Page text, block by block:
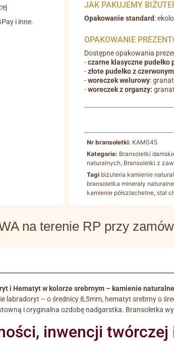
i inne.
JAK PAKUJEMY
Opakowanie standard:
OPAKOWANIE
Dostępne opakowania
-czarne klasyczne pudełko
-złote pudełko z
-woreczek welurowy:
-woreczek z organzy:
Nr bransoletki: KAM045
Kategorie: Bransoletki
naturalnych, Bransoletki z
Tagi biżuteria kamienie
bransoletka minerały naturalne
kamienie półszlachetne,stal
na terenie RP przy
i Hematyt w kolorze srebrnym – kamienie
labradoryt – o średnicy 8,5mm, hematyt srebrny o
i oryginalna ozdobę nadgarstka. Bransoletka
inwencji twórczej